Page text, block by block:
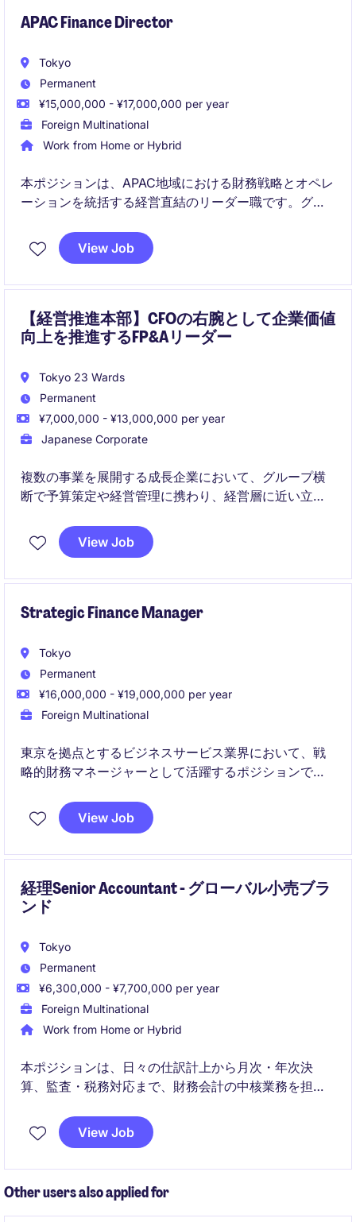
APAC Finance Director
Tokyo
Permanent
¥15,000,000 - ¥17,000,000 per year
Foreign Multinational
Work from Home or Hybrid
本ポジションは、APAC地域における財務戦略とオペレ
ーションを統括する経営直結のリーダー職です。グロ
業務最適化を推進します。
View Job
【経営推進本部】CFOの右腕として企業価値
向上を推進するFP&Aリーダー
Tokyo 23 Wards
Permanent
¥7,000,000 - ¥13,000,000 per year
Japanese Corporate
複数の事業を展開する成長企業において、グループ横
断で予算策定や経営管理に携わり、経営層に近い立場
CFOや事業責任者と密接に連携しながら、FP&A・経営
企画領域の専門性と経営視点の双方を高められる環境
View Job
Strategic Finance Manager
Tokyo
Permanent
¥16,000,000 - ¥19,000,000 per year
Foreign Multinational
東京を拠点とするビジネスサービス業界において、戦
略的財務マネージャーとして活躍するポジションで
と成功を支える重要な役割を担います。
View Job
経理Senior Accountant - グローバル小売ブラ
ンド
Tokyo
Permanent
¥6,300,000 - ¥7,700,000 per year
Foreign Multinational
Work from Home or Hybrid
本ポジションは、日々の仕訳計上から月次・年次決
算、監査・税務対応まで、財務会計の中核業務を担い
Finance Directorを支えつつ、ERPデータの整合性維持
View Job
Other users also applied for